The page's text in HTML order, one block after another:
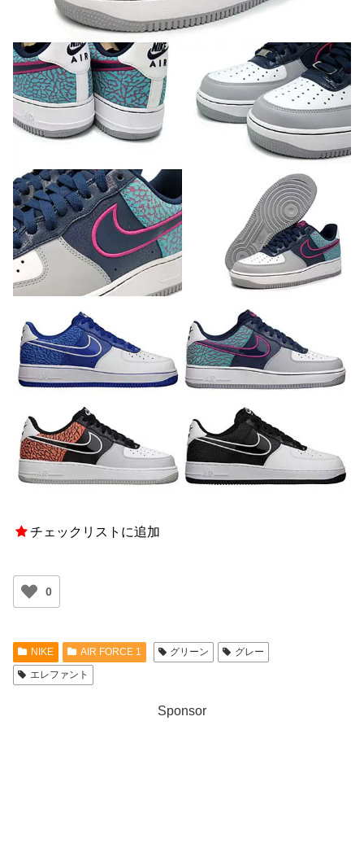
チェックリストに追加
0
NIKE AIR FORCE 1 グリーン
グレー
エレファント
Sponsor